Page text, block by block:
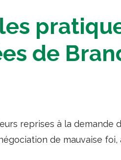
de
reprises à la demande
de mauvaise foi,